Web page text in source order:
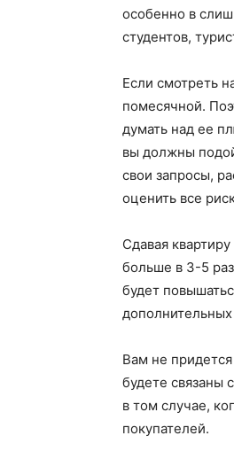
особенно в
студентов,
Если смотреть
помесячной.
думать над ее
вы должны
свои запросы,
оценить все
Сдавая
больше в 3-5
будет
дополнительных
Вам не
будете связаны
в том случае,
покупателей.